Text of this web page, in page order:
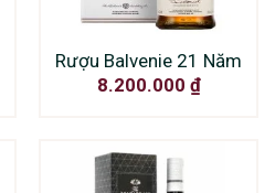
Rượu Balvenie 21 Năm
8.200.000 ₫